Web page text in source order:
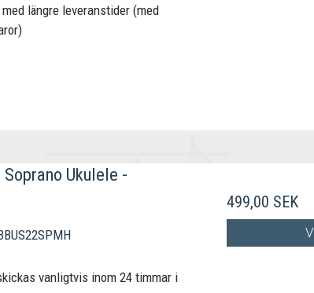
längre leveranstider (med
Soprano Ukulele -
vanligtvis inom 24 timmar i
499,00 SEK